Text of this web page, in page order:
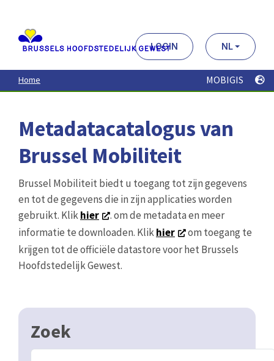
contenu
principal
LOGIN NL
Home MOBIGIS
Metadatacatalogus van
Brussel Mobiliteit
Brussel Mobiliteit biedt u toegang tot zijn gegevens
en tot de gegevens die in zijn applicaties worden
gebruikt. Klikhier
. om de metadata en meer
informatie te downloaden. Klikhier
om toegang te
krijgen tot de officiële datastore voor het Brussels
Hoofdstedelijk Gewest.
Zoek